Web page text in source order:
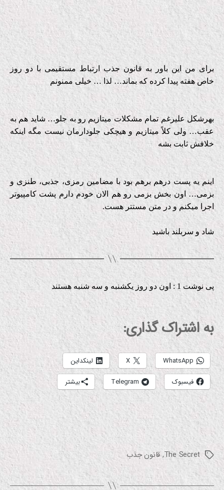
برای من این باور به قانون جذب ارتباط مستقیمی با دو روز
خاص هفته پیدا كرده كه بماند… لذا … خیلی ممنونم
بهرشكل علیرغم تمام مشكلات میتازیم رو به جلو… شاید هم به
عقب… ولی كلاً میتازیم و هیچكی جلودارمان نیست مگه اینكه
خلافش ثابت بشه
اینم یه پست درهم برهم بود با مضامین رمزی، جذبی، طنزی و
بزمی… اون بخش بزمی رو هم الان خودم دارم پشت كامپیوتر
اجرا میكنم و در متن مستتر هست.
شاد و سربلند باشید
پی نوشت 1 : اون دو روز یكشنبه و سه شنبه هستند
به اشتراک گذاری:
WhatsApp
X
لینکداین
فیسبوک
Telegram بیشتر
برچسب‌هاThe Secret
,قانون جذب